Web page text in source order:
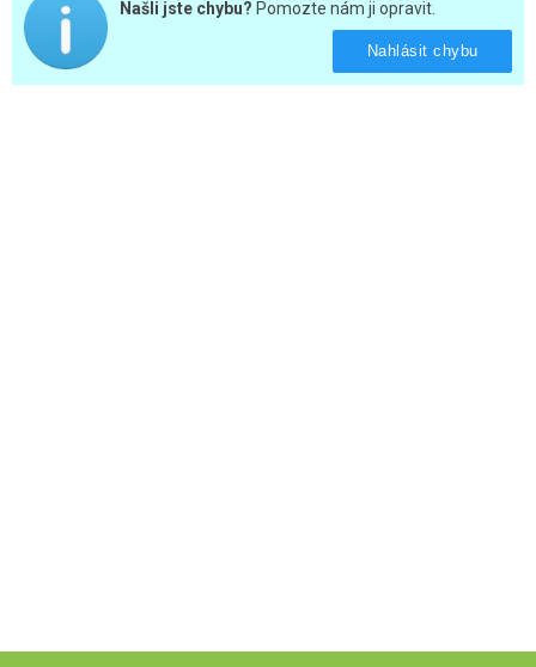
Našli jste chybu? Pomozte nám ji opravit.
Nahlásit chybu